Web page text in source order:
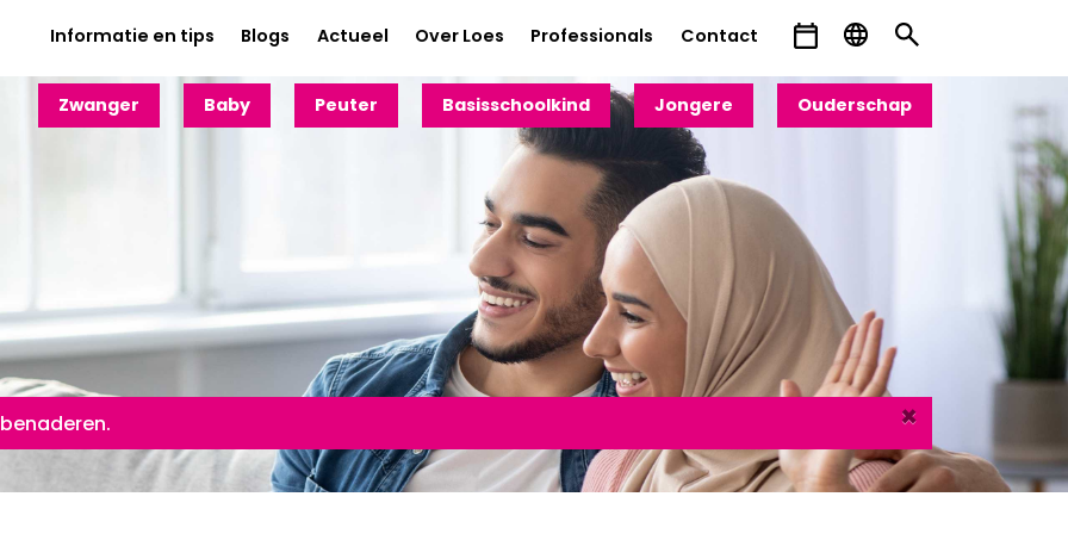
Informatie en tips Blogs Actueel Over Loes Professionals Contact
Zwanger Baby Peuter Basisschoolkind Jongere Ouderschap
×